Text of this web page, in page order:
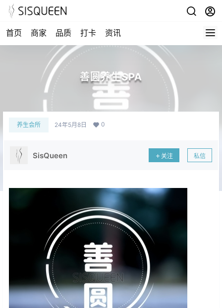
首页 商家 品质 打卡 资讯
善圆养生SPA
养生会所 24年5月8日 0
SisQueen 关注 私信